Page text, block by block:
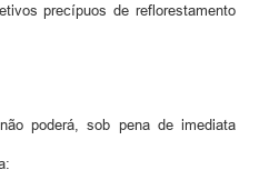
precípuos de reflorestamento
poderá, sob pena de imediata